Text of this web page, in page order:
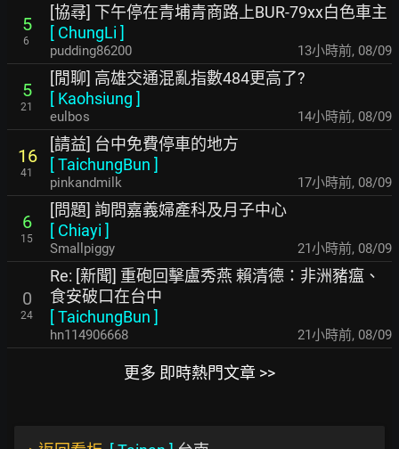
5
6
[協尋] 下午停在青埔青商路上BUR-79xx白色車主
[ ChungLi ]
pudding86200 13小時前, 08/09
5
21
[閒聊] 高雄交通混亂指數484更高了?
[ Kaohsiung ]
eulbos 14小時前, 08/09
16
41
[請益] 台中免費停車的地方
[TaichungBun ]
pinkandmilk 17小時前, 08/09
6
15
[問題] 詢問嘉義婦產科及月子中心
[ Chiayi ]
Smallpiggy 21小時前, 08/09
0
24
Re: [新聞] 重砲回擊盧秀燕 賴清德：非洲豬瘟、
食安破口在台中
[TaichungBun ]
hn114906668 21小時前, 08/09
更多 即時熱門文章 >>